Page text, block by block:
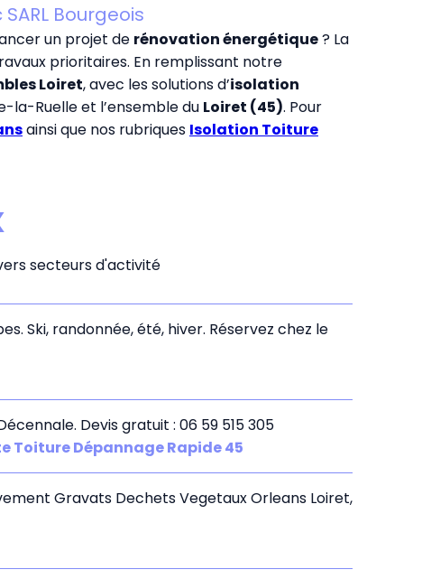
Bourgeois
un projet de rénovation énergétique? La
prioritaires. En remplissant notre
Loiret, avec les solutions d’isolation
la-Ruelle et l’ensemble du Loiret (45). Pour
ainsi que nos rubriques Isolation Toiture
secteurs d'activité
Ski, randonnée, été, hiver. Réservez chez le
Devis gratuit : 06 59 515 305
Toiture Dépannage Rapide 45
Gravats Dechets Vegetaux Orleans Loiret,